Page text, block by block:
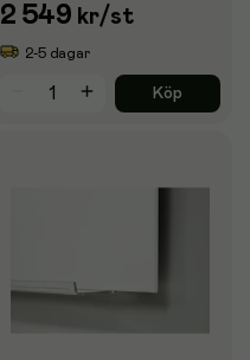
2 549 kr/st
2-5 dagar
Köp